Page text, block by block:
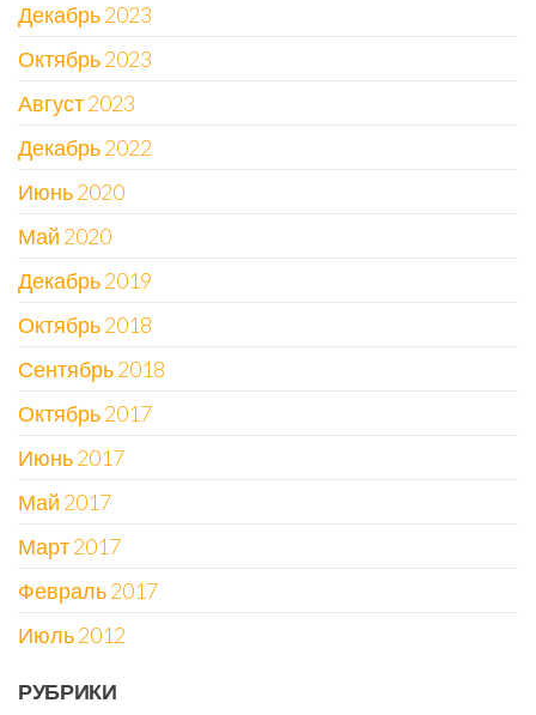
Декабрь 2023
Октябрь 2023
Август 2023
Декабрь 2022
Июнь 2020
Май 2020
Декабрь 2019
Октябрь 2018
Сентябрь 2018
Октябрь 2017
Июнь 2017
Май 2017
Март 2017
Февраль 2017
Июль 2012
РУБРИКИ